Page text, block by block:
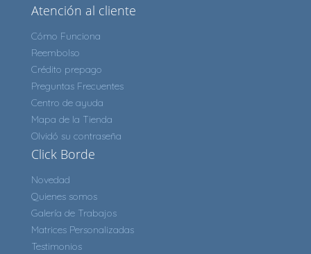
Atención al cliente
Cómo Funciona
Reembolso
Crédito prepago
Preguntas Frecuentes
Centro de ayuda
Mapa de la Tienda
Olvidó su contraseña
Click Borde
Novedad
Quienes somos
Galería de Trabajos
Matrices Personalizadas
Testimonios